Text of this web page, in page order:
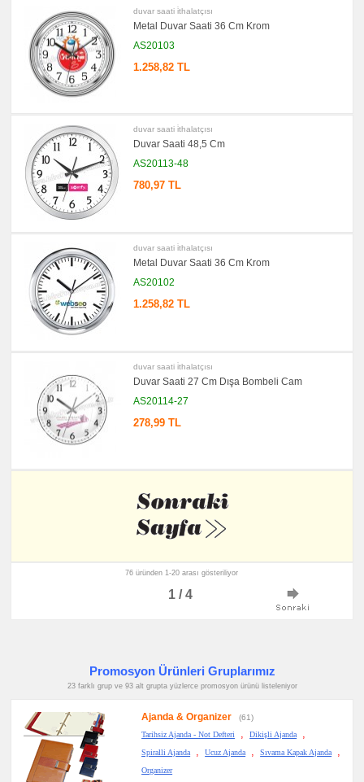
duvar saati i̇thalatçısı
Metal Duvar Saati 36 Cm Krom
AS20103
1.258,82 TL
duvar saati i̇thalatçısı
Duvar Saati 48,5 Cm
AS20113-48
780,97 TL
duvar saati i̇thalatçısı
Metal Duvar Saati 36 Cm Krom
AS20102
1.258,82 TL
duvar saati i̇thalatçısı
Duvar Saati 27 Cm Dışa Bombeli Cam
AS20114-27
278,99 TL
76 üründen 1-20 arası gösteriliyor
1 / 4
Promosyon Ürünleri Gruplarımız
23 farklı grup ve 93 alt grupta yüzlerce promosyon ürünü listeleniyor
Ajanda & Organizer
(61)
Tarihsiz Ajanda - Not Defteri
, Dikişli Ajanda ,
Spiralli Ajanda , Ucuz Ajanda , Sıvama Kapak Ajanda ,
Organizer